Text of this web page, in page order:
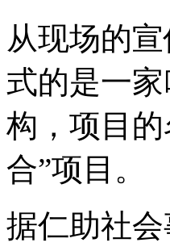
从现场的
式的是一
构，项目
合”项目。
据仁助社